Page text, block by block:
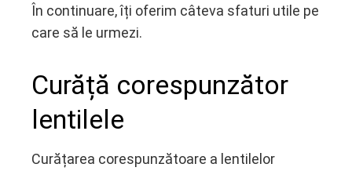
În continuare, îți oferim câteva sfaturi utile pe
care să le urmezi.
Curăță corespunzător
lentilele
Curățarea corespunzătoare a lentilelor